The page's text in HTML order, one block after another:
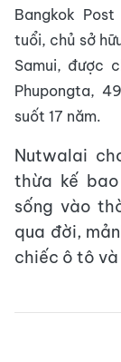
Bangkok
tuổi, chủ sở
Samui, được
Phupongta,
suốt 17 năm.
Nutwalai
thừa kế
sống vào
qua đời,
chiếc ô tô